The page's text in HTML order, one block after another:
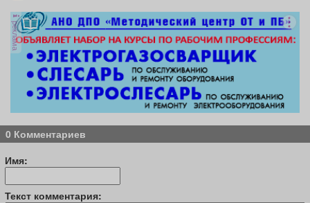
реклама
0 Комментариев
Имя:
Текст комментария: